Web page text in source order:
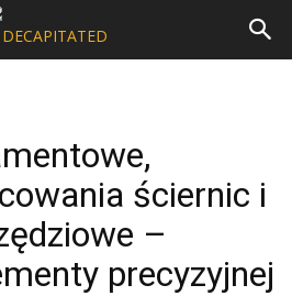
ściernic i
–
precyzyjnej